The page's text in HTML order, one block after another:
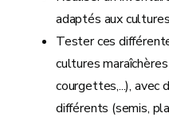
adaptés aux
Tester ces
cultures
courgettes,...), avec
différents (semis,